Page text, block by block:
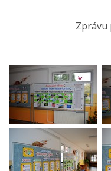
Zprávu